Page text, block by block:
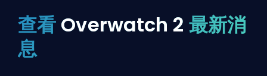
查看 Overwatch 2 最新消
息